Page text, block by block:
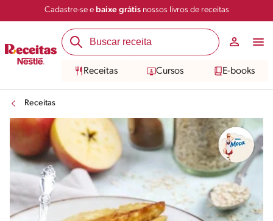
Cadastre-se e baixe grátisnossos livros de receitas
Receitas Cursos E-books
Receitas
Salvar Compartilhar